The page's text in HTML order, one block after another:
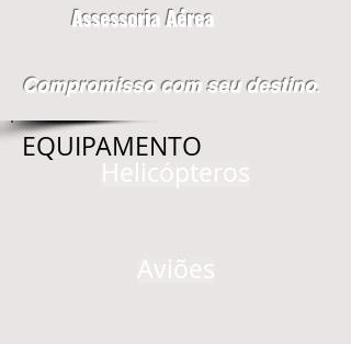
Assessoria Aérea
Compromisso com seu destino.
EQUIPAMENTO
Helicópteros
Aviões